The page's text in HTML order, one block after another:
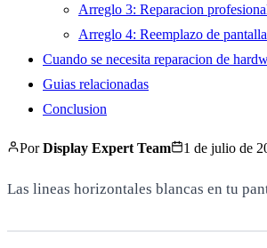
Arreglo 3: Reparacion
Arreglo 4: Reemplazo de pantalla
Cuando se necesita reparacion de
Guias relacionadas
Conclusion
PorDisplay Expert Team 1 de julio de
Las lineas horizontales blancas en tu